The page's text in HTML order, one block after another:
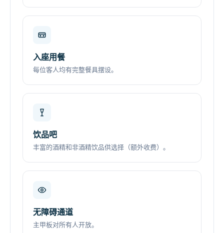
入座用餐
每位客人均有完整餐具摆设。
饮品吧
丰富的酒精和非酒精饮品供选择（额外收费）。
无障碍通道
主甲板对所有人开放。